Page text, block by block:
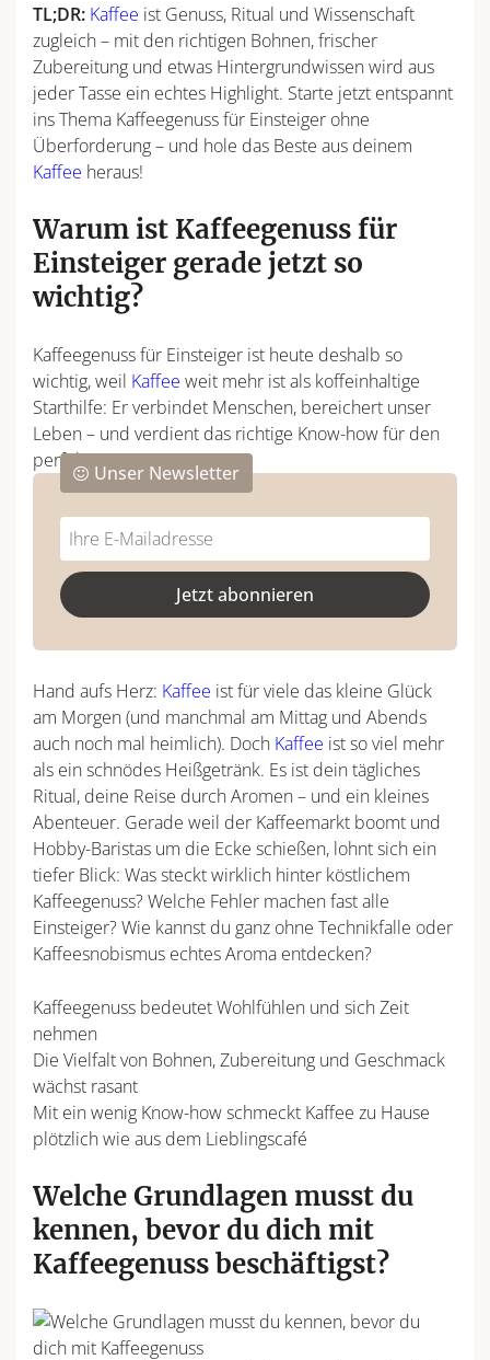
TL;DR: Kaffee ist Genuss, Ritual und Wissenschaft
zugleich – mit den richtigen Bohnen, frischer
Zubereitung und etwas Hintergrundwissen wird aus
jeder Tasse ein echtes Highlight. Starte jetzt entspannt
ins Thema Kaffeegenuss für Einsteiger ohne
Überforderung – und hole das Beste aus deinem
Kaffee heraus!
Warum ist Kaffeegenuss für
Einsteiger gerade jetzt so
wichtig?
Kaffeegenuss für Einsteiger ist heute deshalb so
wichtig, weil Kaffee weit mehr ist als koffeinhaltige
Starthilfe: Er verbindet Menschen, bereichert unser
Leben – und verdient das richtige Know-how für den
perfekten Start!
Do
not
fill
this
Unser Newsletter
*Ihre
E-
Mailadresse:
Jetzt abonnieren
Hand aufs Herz: Kaffee ist für viele das kleine Glück
am Morgen (und manchmal am Mittag und Abends
auch noch mal heimlich). Doch Kaffee ist so viel mehr
als ein schnödes Heißgetränk. Es ist dein tägliches
Ritual, deine Reise durch Aromen – und ein kleines
Abenteuer. Gerade weil der Kaffeemarkt boomt und
Hobby-Baristas um die Ecke schießen, lohnt sich ein
tiefer Blick: Was steckt wirklich hinter köstlichem
Kaffeegenuss? Welche Fehler machen fast alle
Einsteiger? Wie kannst du ganz ohne Technikfalle oder
Kaffeesnobismus echtes Aroma entdecken?
Kaffeegenuss bedeutet Wohlfühlen und sich Zeit
nehmen
Die Vielfalt von Bohnen, Zubereitung und Geschmack
wächst rasant
Mit ein wenig Know-how schmeckt Kaffee zu Hause
plötzlich wie aus dem Lieblingscafé
Welche Grundlagen musst du
kennen, bevor du dich mit
Kaffeegenuss beschäftigst?